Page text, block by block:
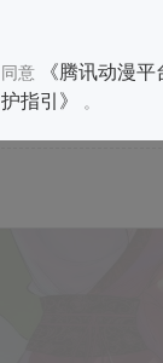
同意 《腾讯动漫平
护指引》
。